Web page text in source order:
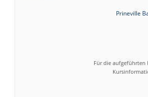
Prineville
Für die aufgeführten